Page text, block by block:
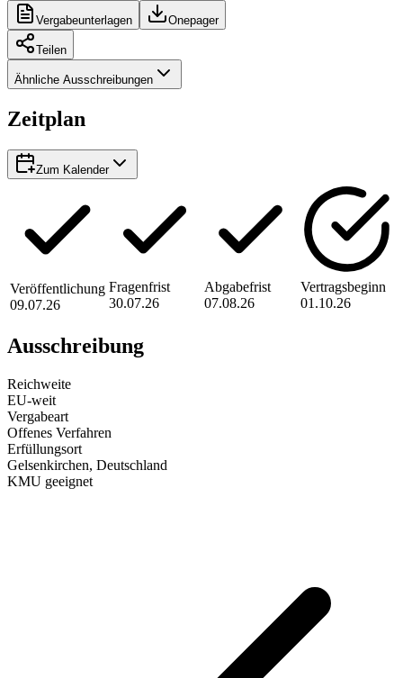
Vergabeunterlagen Onepager
Teilen
Ähnliche Ausschreibungen
Zeitplan
Zum Kalender
Veröffentlichung
09.07.26
Fragenfrist
30.07.26
Abgabefrist
07.08.26
Vertragsbeginn
01.10.26
Ausschreibung
Reichweite
EU-weit
Vergabeart
Offenes Verfahren
Erfüllungsort
Gelsenkirchen, Deutschland
KMU geeignet